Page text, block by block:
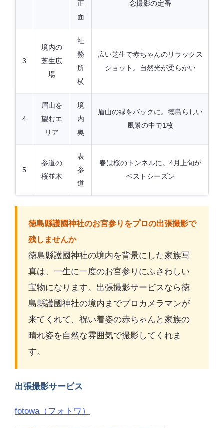
正
面
念撮影の定番
3
境内の
芝生広
場
社
務
所
横
広い芝生で赤ちゃんのリラックス
ショット。自然光が柔らかい
4
眉山を
望むエ
リア
境
内
奥
眉山の緑をバックに。徳島らしい
風景の中で1枚
5
参道の
桜並木
表
参
道
春は桜のトンネルに。4月上旬が
ベストシーズン
徳島縣護國神社のお宮参りをプロの出張撮影で
残しませんか
徳島縣護國神社の境内を背景にした家族写
真は、一生に一度のお宮参りにふさわしい
宝物になります。出張撮影サービスなら徳
島縣護國神社の境内までプロカメラマンが
来てくれて、祝い着姿の赤ちゃんと家族の
晴れ姿を自然な雰囲気で撮影してくれま
す。
出張撮影サービス
fotowa（フォトワ）